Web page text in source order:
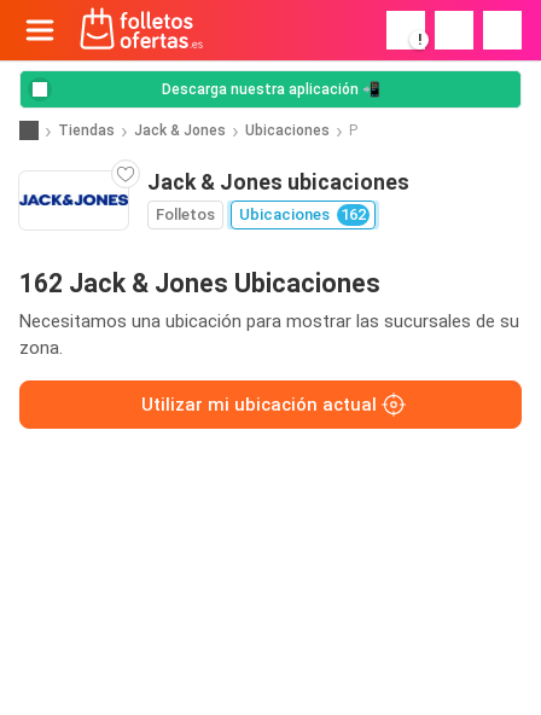
!
Descarga nuestra aplicación 📲
Tiendas Jack & Jones Ubicaciones P
Jack & Jones ubicaciones
Folletos Ubicaciones 162
162 Jack & Jones Ubicaciones
Necesitamos una ubicación para mostrar las sucursales de su
zona.
Utilizar mi ubicación actual